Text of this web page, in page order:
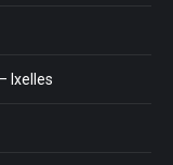
Ixelles